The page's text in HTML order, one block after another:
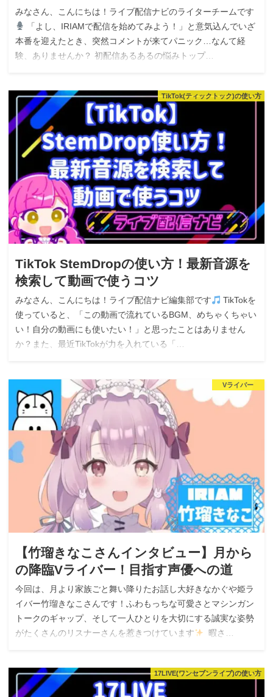
みなさん、こんにちは！ライブ配信ナビのライターチームです
「よし、IRIAMで配信を始めてみよう！」と意気込んでいざ
本番を迎えたとき、突然コメントが来てパニック…なんて経
験、ありませんか？ 初配信あるあるの悩みトップ…
TikTok(ティックトック)の使い方
TikTok StemDropの使い方！最新音源を
検索して動画で使うコツ
みなさん、こんにちは！ライブ配信ナビ編集部です
TikTokを
使っていると、「この動画で流れているBGM、めちゃくちゃい
い！自分の動画にも使いたい！」と思ったことはありません
か？また、最近TikTokが力を入れている「…
Vライバー
【竹瑠きなこさんインタビュー】月から
の降臨Vライバー！目指す声優への道
今回は、月より家族ごと舞い降りたお話し大好きなかぐや姫ラ
イバー竹瑠きなこさんです！ふわもっちな可愛さとマシンガン
トークのギャップ、そして一人ひとりを大切にする誠実な姿勢
がたくさんのリスナーさんを惹きつけています
暇さ…
17LIVE(ワンセブンライブ)の使い方